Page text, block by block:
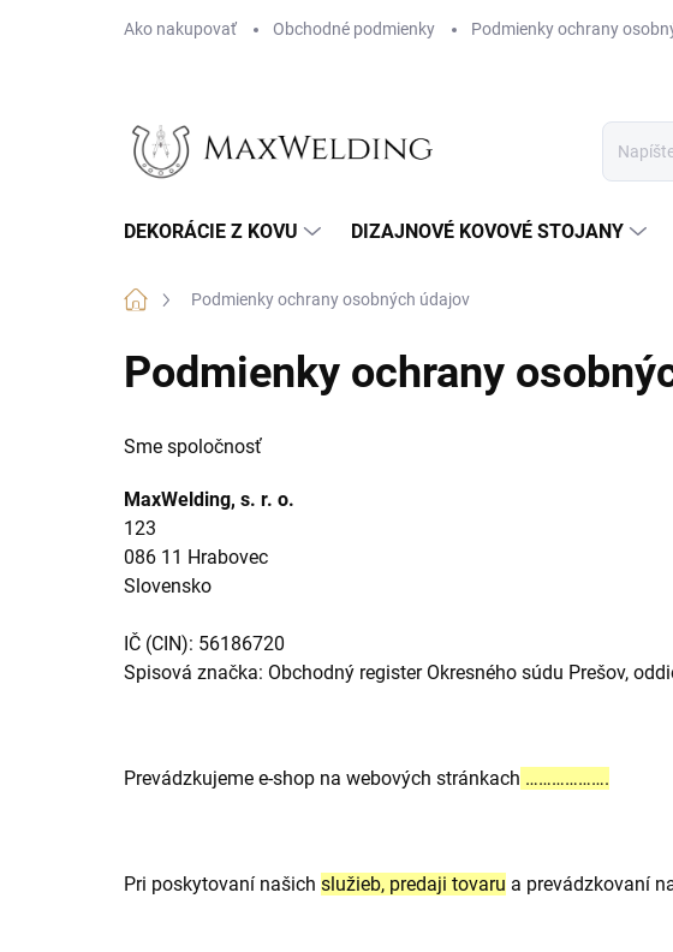
Ako nakupovať Obchodné podmienky Podmienky ochrany
DEKORÁCIE Z KOVU DIZAJNOVÉ KOVOVÉ STOJANY
DomovPodmienky ochrany osobných údajov
Podmienky ochrany
Sme spoločnosť
MaxWelding, s. r. o.
123
086 11 Hrabovec
Slovensko
IČ (CIN): 56186720
Spisová značka: Obchodný register Okresného súdu Prešov,
Prevádzkujeme e-shop na webových stránkach ……………….
Pri poskytovaní našich služieb, predaji tovaru a prevádzkovaní